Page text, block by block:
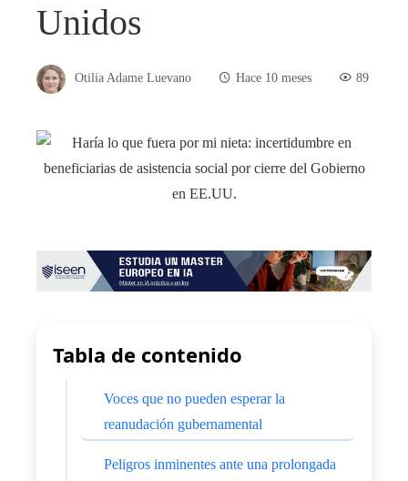
Unidos
Otilia Adame Luevano Hace 10 meses 89
Tabla de contenido
Voces que no pueden esperar la
reanudación gubernamental
Peligros inminentes ante una prolongada